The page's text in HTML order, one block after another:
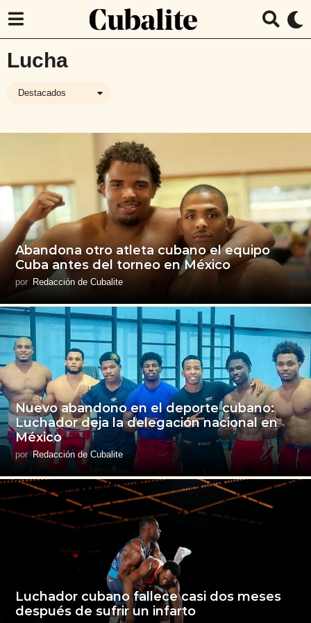
Lucha
Destacados
Abandona otro atleta cubano el equipo
Cuba antes del torneo en México
por Redacción de Cubalite
Nuevo abandono en el deporte cubano:
Luchador deja la delegación nacional en
México
por Redacción de Cubalite
Luchador cubano fallece casi dos meses
después de sufrir un infarto